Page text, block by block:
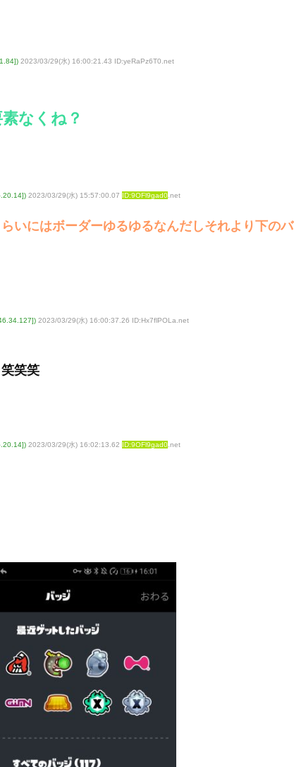
2023/03/29(水) 16:00:21.43 ID:yeRaPz6T0.net
なくね？
2023/03/29(水) 15:57:00.07 ID:9OFl9gad0.net
いにはボーダーゆるゆるなんだしそれより下のバ
2023/03/29(水) 16:00:37.26 ID:Hx7flPOLa .net
笑笑
2023/03/29(水) 16:02:13.62 ID:9OFl9gad0 .net